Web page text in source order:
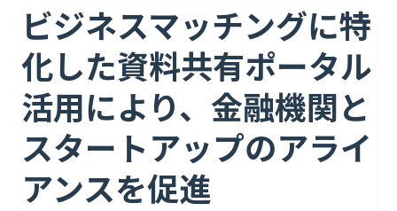
ビジネスマッチングに特
化した資料共有ポータル
活用により、金融機関と
スタートアップのアライ
アンスを促進